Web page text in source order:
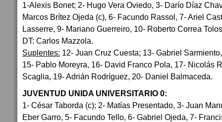
1-Alexis Bonet; 2- Hugo Vera Oviedo, 3- Darío Díaz
Marcos Brítez Ojeda (c), 6- Facundo Rassol, 7- Ariel
Lasserre, 9- Mariano Guerreiro, 10- Roberto Correa
DT: Carlos Mazzola.
Suplentes: 12- Juan Cruz Cuesta; 13- Gabriel
15- Pablo Moreyra, 16- David Franco Pola, 17- Nicolás
Scaglia, 19- Adrián Rodríguez, 20- Daniel Balmaceda.
JUVENTUD UNIDA UNIVERSITARIO 0:
1- César Taborda (c); 2- Matías Presentado, 3- Juan
Eber Garro, 5- Facundo Tello, 6- Gabriel Ojeda, 7-